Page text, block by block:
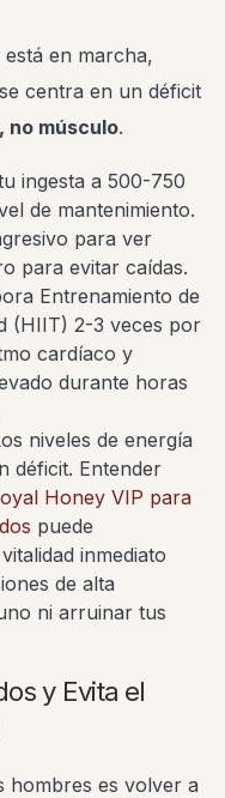
en marcha,
centra en un déficit
no músculo.
ingesta a 500-750
de mantenimiento.
para ver
para evitar caídas.
Entrenamiento de
(HIIT) 2-3 veces por
cardíaco y
durante horas
niveles de energía
déficit. Entender
Honey VIP para
puede
inmediato
de alta
ni arruinar tus
y Evita el
hombres es volver a